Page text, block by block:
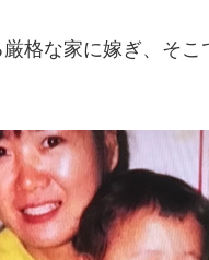
格な家に嫁ぎ、そこ